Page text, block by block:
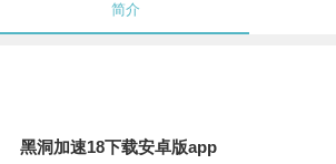
简介
黑洞加速18下载安卓版app